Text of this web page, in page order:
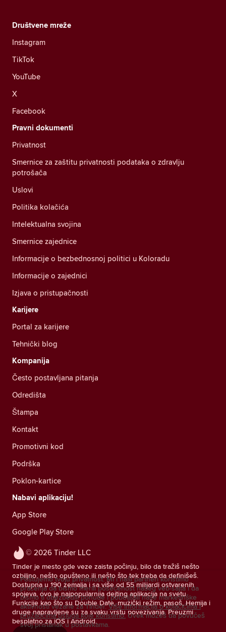
© 2026 Tinder LLC
Tinder je mesto gde veze zaista počinju, bilo da tražiš nešto
ozbiljno, nešto opušteno ili nešto što tek treba da definišeš.
Dostupna u 190 zemalja i sa više od 55 milijardi ostvarenih
spojeva, ovo je najpopularnija dejting aplikacija na svetu.
Funkcije kao što su Double Date, muzički režim, pasoš, Hemija i
druge napravljene su za svaku vrstu povezivanja. Preuzmi
besplatno za iOS i Android.
Društvene mreže
Instagram
TikTok
YouTube
X
Facebook
Pravni dokumenti
Privatnost
Smernice za zaštitu privatnosti podataka o zdravlju
potrošača
Uslovi
Politika kolačića
Intelektualna svojina
Smernice zajednice
Informacije o bezbednosnoj politici u Koloradu
Informacije o zajednici
Izjava o pristupačnosti
Karijere
Portal za karijere
Tehnički blog
Kompanija
Često postavljana pitanja
Odredišta
Štampa
Kontakt
Promotivni kod
Podrška
Poklon-kartice
Nabavi aplikaciju!
App Store
Google Play Store
Poštujemo tvoju privatnost. Mi i naši partneri koristimo
praćenja da bismo merili posećenost našeg veb-sajta i da
bismo ti obezbedili ponude i poboljšali naše marketinške
aktivnosti vezane za Tinder. Više informacija o kolačićima i
pružaocima usluga koje koristimo. Uvek možeš da povučeš
svoj pristanak u postavkama.